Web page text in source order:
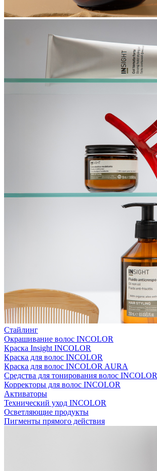
Стайлинг
Окрашивание волос INCOLOR
Краска Insight INCOLOR
Краска для волос INCOLOR
Краска для волос INCOLOR AURA
Средства для тонирования волос INCOLOR
Корректоры для волос INCOLOR
Активаторы
Технический уход INCOLOR
Осветляющие продукты
Пигменты прямого действия